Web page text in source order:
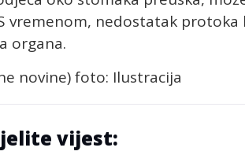
vremenom, nedostatak
organa.
novine) foto: Ilustracija
vijest: